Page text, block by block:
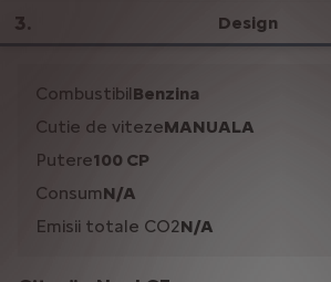
3. Design
CombustibilBenzina
Cutie de vitezeMANUALA
Putere100 CP
ConsumN/A
Emisii totale CO2N/A